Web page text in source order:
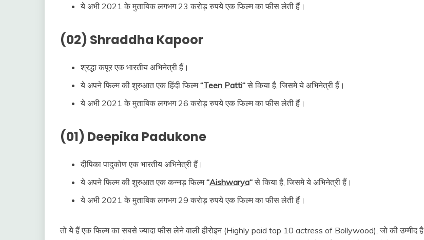
ये अभी 2021 के मुताबिक लगभग 23 करोड़ रुपये एक फिल्म का फीस लेती हैं।
(02) Shraddha Kapoor
श्रद्धा कपूर एक भारतीय अभिनेत्री हैं।
ये अपने फिल्म की शुरुआत एक हिंदी फिल्म“Teen Patti“से किया है, जिसमे ये अभिनेत्री हैं।
ये अभी 2021 के मुताबिक लगभग 26 करोड़ रुपये एक फिल्म का फीस लेती हैं।
(01) Deepika Padukone
दीपिका पादुकोण एक भारतीय अभिनेत्री हैं।
ये अपने फिल्म की शुरुआत एक कन्नड़ फिल्म“Aishwarya“से किया है, जिसमे ये अभिनेत्री हैं।
ये अभी 2021 के मुताबिक लगभग 29 करोड़ रुपये एक फिल्म का फीस लेती हैं।
तो ये हैं एक फिल्म का सबसे ज्यादा फीस लेने वाली हीरोइन (Highly paid top 10 actress of Bollywood), जो की उम्मीद है